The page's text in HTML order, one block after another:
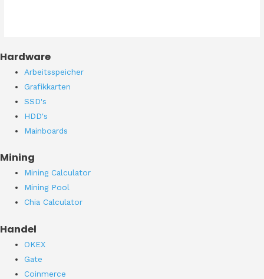
Hardware
Arbeitsspeicher
Grafikkarten
SSD's
HDD's
Mainboards
Mining
Mining Calculator
Mining Pool
Chia Calculator
Handel
OKEX
Gate
Coinmerce